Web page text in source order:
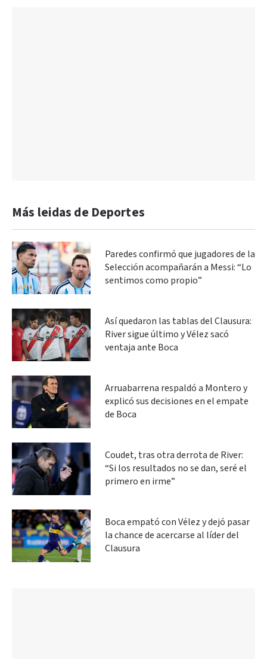
Más leidas de Deportes
Paredes confirmó que jugadores de la
Selección acompañarán a Messi: “Lo
sentimos como propio”
Así quedaron las tablas del Clausura:
River sigue último y Vélez sacó
ventaja ante Boca
Arruabarrena respaldó a Montero y
explicó sus decisiones en el empate
de Boca
Coudet, tras otra derrota de River:
“Si los resultados no se dan, seré el
primero en irme”
Boca empató con Vélez y dejó pasar
la chance de acercarse al líder del
Clausura